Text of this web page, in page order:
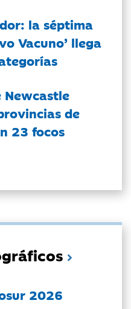
la séptima
Vacuno’ llega
Newcastle
de
23 focos
2026